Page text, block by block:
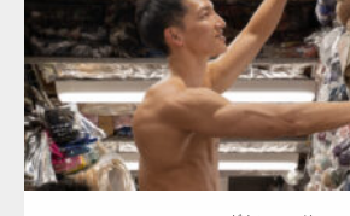
チョ)
上腕三頭筋 肩 こっそりプロテイン
ダウンロード